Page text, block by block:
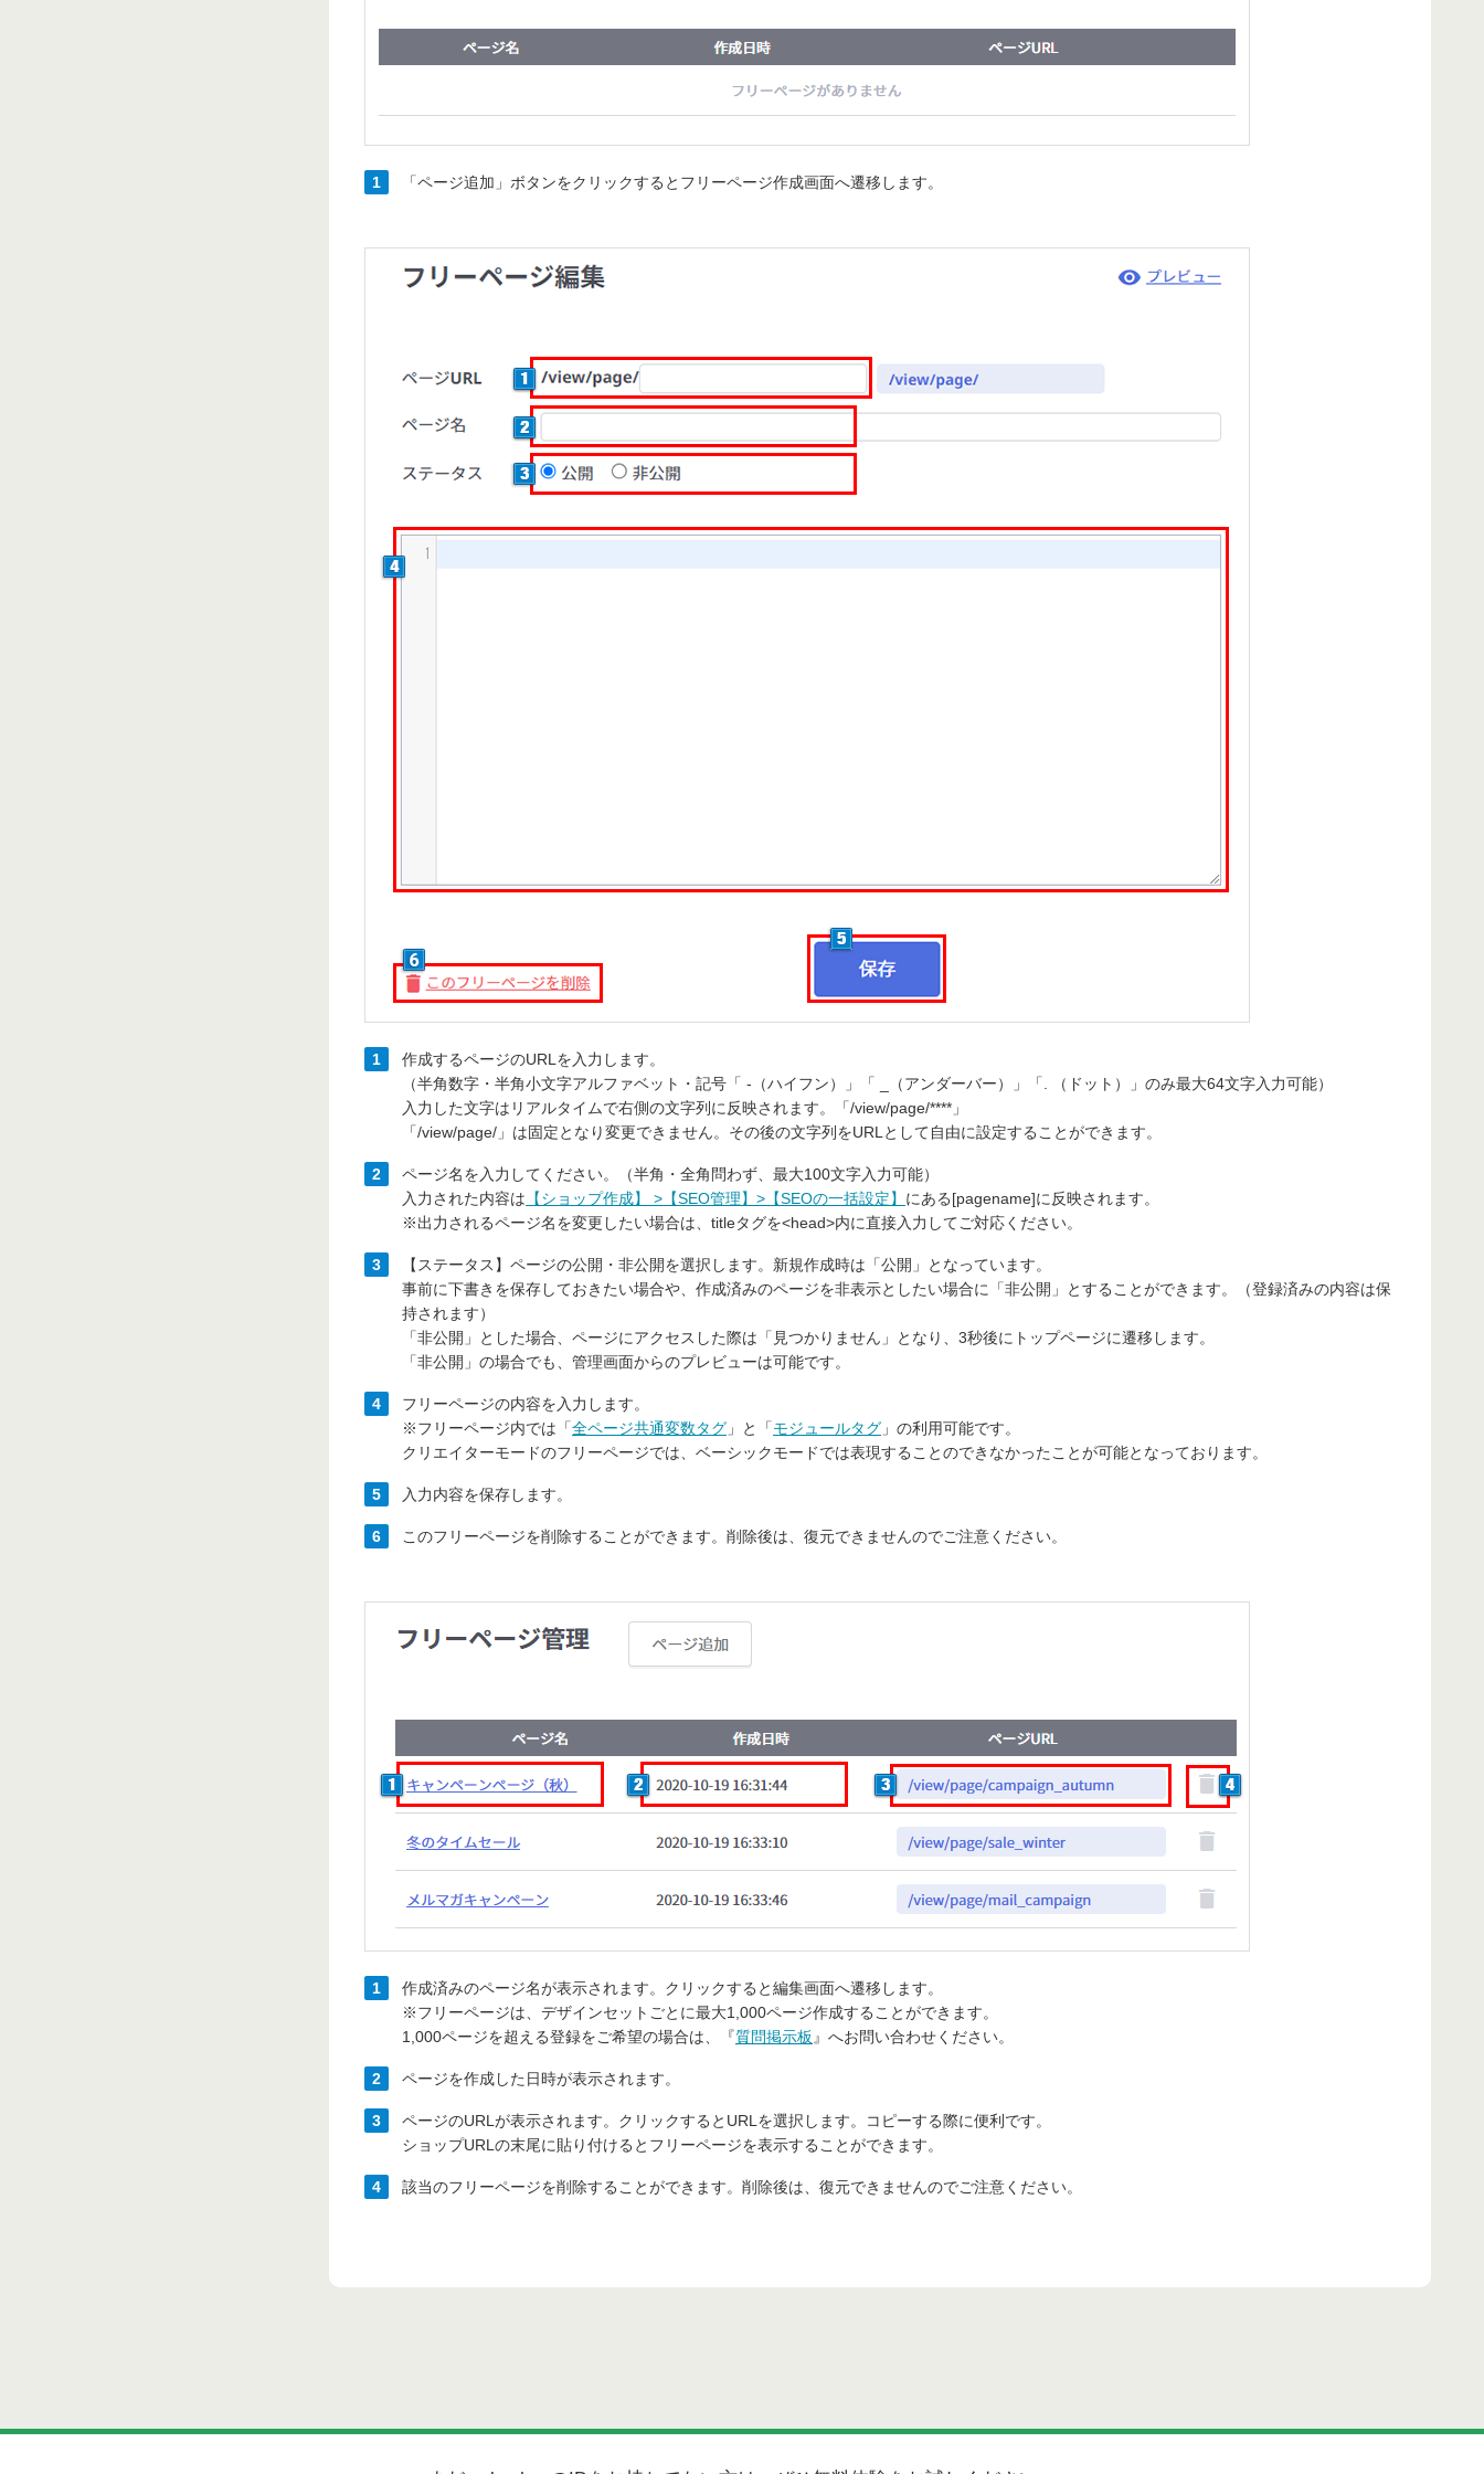
1 「ページ追加」ボタンをクリックするとフリーページ作成画面へ遷移します。
1
作成するページのURLを入力します。
（半角数字・半角小文字アルファベット・記号「 -（ハイフン）」「 _（アンダーバー）」「. （ドット）」のみ最大64文字入力可能）
入力した文字はリアルタイムで右側の文字列に反映されます。「/view/page/****」
「/view/page/」は固定となり変更できません。その後の文字列をURLとして自由に設定することができます。
2
ページ名を入力してください。（半角・全角問わず、最大100文字入力可能）
入力された内容は 【ショップ作成】 >【SEO管理】>【SEOの一括設定】 にある[pagename]に反映されます。
※出力されるページ名を変更したい場合は、titleタグを<head>内に直接入力してご対応ください。
3
【ステータス】ページの公開・非公開を選択します。新規作成時は「公開」となっています。
事前に下書きを保存しておきたい場合や、作成済みのページを非表示としたい場合に「非公開」とすることができます。（登録済みの内容は保
持されます）
「非公開」とした場合、ページにアクセスした際は「見つかりません」となり、3秒後にトップページに遷移します。
「非公開」の場合でも、管理画面からのプレビューは可能です。
4
フリーページの内容を入力します。
※フリーページ内では「全ページ共通変数タグ 」と「モジュールタグ 」の利用可能です。
クリエイターモードのフリーページでは、ベーシックモードでは表現することのできなかったことが可能となっております。
5 入力内容を保存します。
6 このフリーページを削除することができます。削除後は、復元できませんのでご注意ください。
1
作成済みのページ名が表示されます。クリックすると編集画面へ遷移します。
※フリーページは、デザインセットごとに最大1,000ページ作成することができます。
1,000ページを超える登録をご希望の場合は、『質問掲示板 』へお問い合わせください。
2 ページを作成した日時が表示されます。
3
ページのURLが表示されます。クリックするとURLを選択します。コピーする際に便利です。
ショップURLの末尾に貼り付けるとフリーページを表示することができます。
4 該当のフリーページを削除することができます。削除後は、復元できませんのでご注意ください。